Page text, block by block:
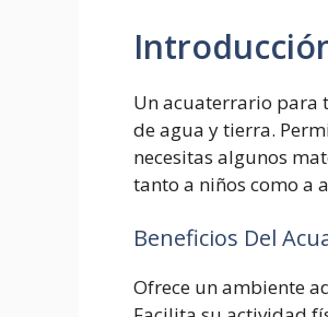
Un acuaterrario para
de agua y tierra.
necesitas algunos
tanto a niños como a
Beneficios Del
Ofrece un ambiente